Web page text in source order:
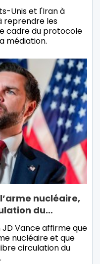
Unis et l'Iran à
reprendre les
cadre du protocole
médiation.
l’arme nucléaire,
du…
Vance affirme que
nucléaire et que
circulation du